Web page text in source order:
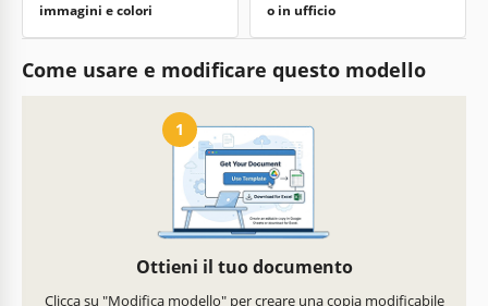
immagini e colori
o in ufficio
Come usare e modificare questo modello
1
Ottieni il tuo documento
Clicca su "Modifica modello" per creare una copia modificabile